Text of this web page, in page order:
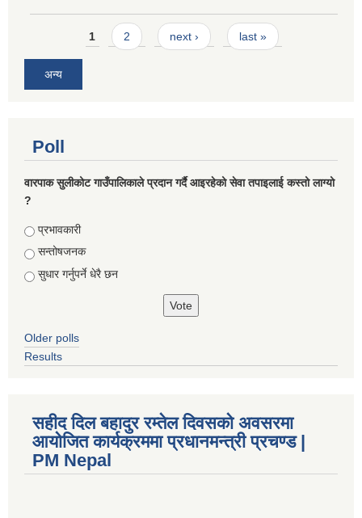
Pages1 2 next › last »
अन्य
Poll
वारपाक सुलीकोट गाउँपालिकाले प्रदान गर्दै आइरहेको सेवा तपाइलाई कस्तो लाग्यो
?
Choices
प्रभावकारी
सन्तोषजनक
सुधार गर्नुपर्ने धेरै छन
Older polls
Results
सहीद दिल बहादुर रम्तेल दिवसको अवसरमा
आयोजित कार्यक्रममा प्रधानमन्त्री प्रचण्ड |
PM Nepal